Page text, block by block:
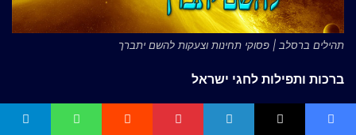
תהילים ברסלב | פסוקי תחינות וצעקות להשם יתברך
ברכות ותפילות לחגי ישראל
ברכות לחנוכה תפילה
סדר הדלקת נרות